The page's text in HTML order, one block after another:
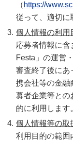
（ https://
従って、適切に
個人情報の利用
応募者情報に
Festa」の運営
審査終了後にあ
携会社等の金融
募者企業等との
的に利用します
個人情報等の取
利用目的の範囲